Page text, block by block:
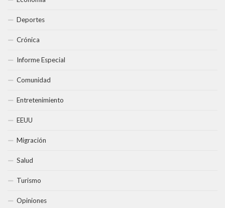
Deportes
Crónica
Informe Especial
Comunidad
Entretenimiento
EEUU
Migración
Salud
Turismo
Opiniones